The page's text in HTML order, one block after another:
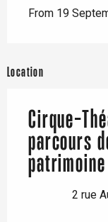
From 19
Location
Cirque-
parcours
patrimoine
2 rue